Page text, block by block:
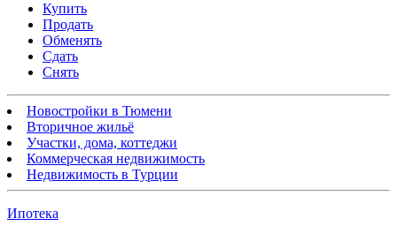
Купить
Продать
Обменять
Сдать
Снять
Новостройки в Тюмени
Вторичное жильё
Участки, дома, коттеджи
Коммерческая недвижимость
Недвижимость в Турции
Ипотека